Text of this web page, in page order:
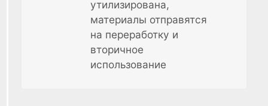
утилизирована,
материалы отправятся
на переработку и
вторичное
использование